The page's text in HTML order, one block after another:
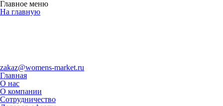
Главное меню
На главную
zakaz@womens-market.ru
Главная
О нас
О компании
Сотрудничество